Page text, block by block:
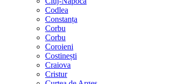
Codlea
Constanța
Corbu
Corbu
Coroieni
Costinești
Craiova
Cristur